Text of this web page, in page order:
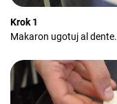
Krok 1
Makaron ugotuj al dente.